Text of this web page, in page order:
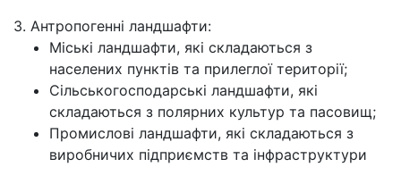
3. Антропогенні ландшафти:
Міські ландшафти, які складаються з
населених пунктів та прилеглої території;
Сільськогосподарські ландшафти, які
складаються з полярних культур та пасовищ;
Промислові ландшафти, які складаються з
виробничих підприємств та інфраструктури